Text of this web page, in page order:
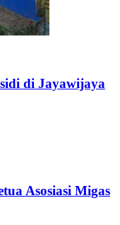
di Jayawijaya
Asosiasi Migas